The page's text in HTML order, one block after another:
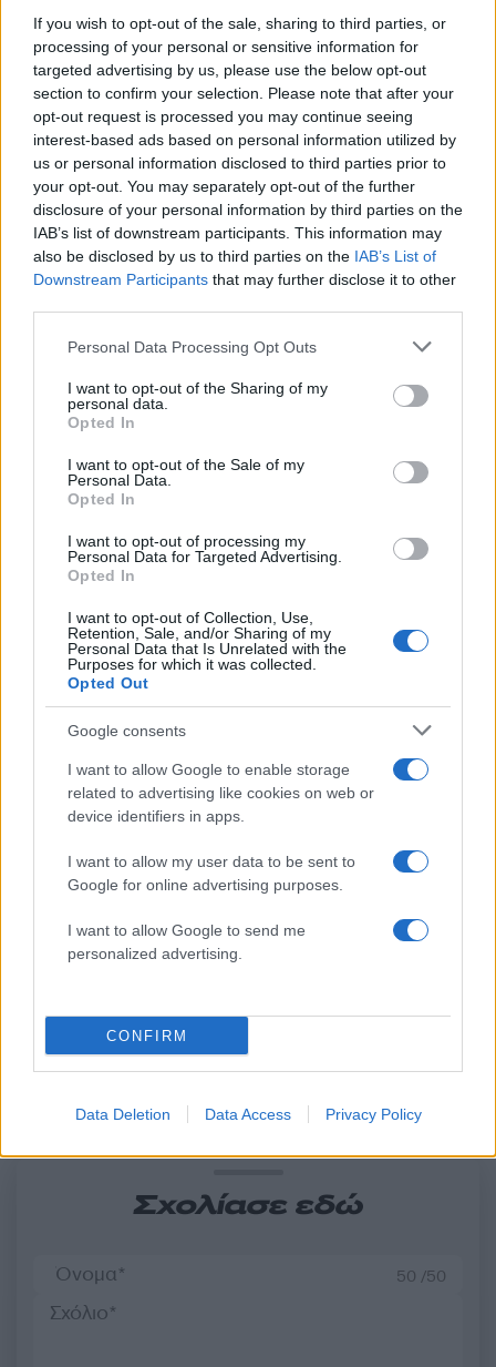
If you wish to opt-out of the sale, sharing to third parties, or
processing of your personal or sensitive information for
targeted advertising by us, please use the below opt-out
section to confirm your selection. Please note that after your
opt-out request is processed you may continue seeing
interest-based ads based on personal information utilized by
us or personal information disclosed to third parties prior to
your opt-out. You may separately opt-out of the further
disclosure of your personal information by third parties on the
IAB’s list of downstream participants. This information may
also be disclosed by us to third parties on the IAB’s List of
Downstream Participants that may further disclose it to other
Please note that this website/app uses one or more Google
not limited to your visit or usage behaviour. You may click to
grant or deny consent to Google and its third-party tags to
use your data for below specified purposes in below Google
consent section.
Personal Data Processing Opt Outs
I want to opt-out of the Sharing of my
personal data.
Opted In
I want to opt-out of the Sale of my
Personal Data.
Opted In
I want to opt-out of processing my
Personal Data for Targeted Advertising.
Opted In
I want to opt-out of Collection, Use,
Retention, Sale, and/or Sharing of my
Personal Data that Is Unrelated with the
Purposes for which it was collected.
Opted Out
Google consents
I want to allow Google to enable storage
related to advertising like cookies on web or
device identifiers in apps.
I want to allow my user data to be sent to
Google for online advertising purposes.
I want to allow Google to send me
personalized advertising.
CONFIRM
Data Deletion Data Access Privacy Policy
Σκηνοθεσία:Μιχάλης Βογιατζάκης
Πρωταγωνιστούν:Γιάννης Μπέζος, Ζωή
Ρηγοπούλου, Αλέξανδρος Χρυσανθόπουλος,
Νατάσα Εξηνταβελώνη, Ελεάνα Στραβοδήμου,
Αινείας Τσαμάτης, Σταύρος Μαρκάλας,
Αλέξανδρος Ζουριδάκης, Κατερίνα Πατσιάνη,
Βασίλης Ντάρμας.
Παραγωγή:PEDIO PRODUCTIONS
ΔΙΑΦΗΜΙΣΗ
Σχόλια
Σχολίασε εδώ
50 /50
Αν τα χάσατε
Από τη θεωρία στην πράξη:
Πώς το Novibet Backend
Academy εκπαιδεύει τη νέα
Έφυγαν οι
μένει η Μαρία